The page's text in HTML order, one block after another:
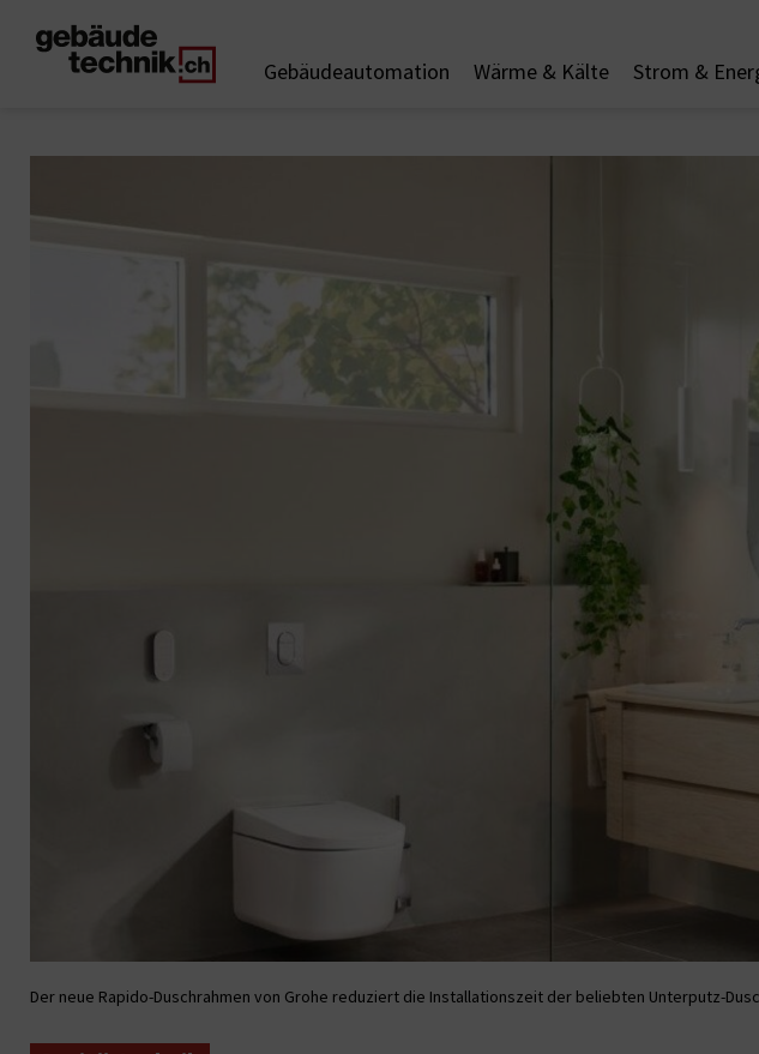
Gebäudeautomation
Wärme & Kälte Strom &
Der neue Rapido-Duschrahmen von Grohe reduziert die Installationszeit der beliebten Unterputz-